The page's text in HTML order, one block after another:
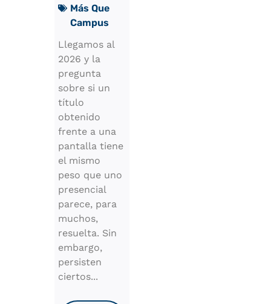
Más Que
Campus
Llegamos al
2026 y la
pregunta
sobre si un
título
obtenido
frente a una
pantalla tiene
el mismo
peso que uno
presencial
parece, para
muchos,
resuelta. Sin
embargo,
persisten
ciertos...